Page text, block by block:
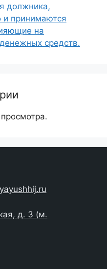
должника,
и принимаются
на
средств.
д. 3 (м.